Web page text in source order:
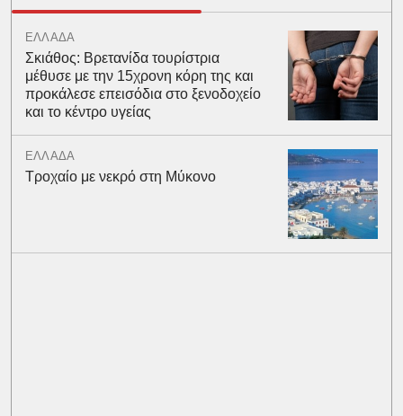
ΕΛΛΑΔΑ
Σκιάθος: Βρετανίδα τουρίστρια
μέθυσε με την 15χρονη κόρη της και
προκάλεσε επεισόδια στο ξενοδοχείο
και το κέντρο υγείας
ΕΛΛΑΔΑ
Τροχαίο με νεκρό στη Μύκονο